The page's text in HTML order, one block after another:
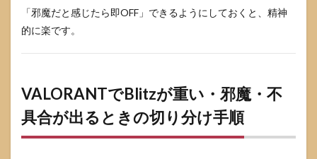
「邪魔だと感じたら即OFF」できるようにしておくと、精神
的に楽です。
VALORANTでBlitzが重い・邪魔・不
具合が出るときの切り分け手順